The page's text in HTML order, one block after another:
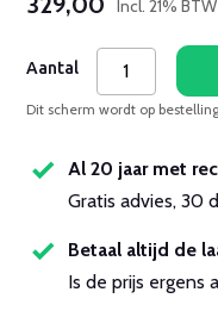
Incl. 21% BTW
Aantal
Dit scherm wordt op
Al 20 jaar met
Gratis advies, 30
Betaal altijd de
Is de prijs ergens